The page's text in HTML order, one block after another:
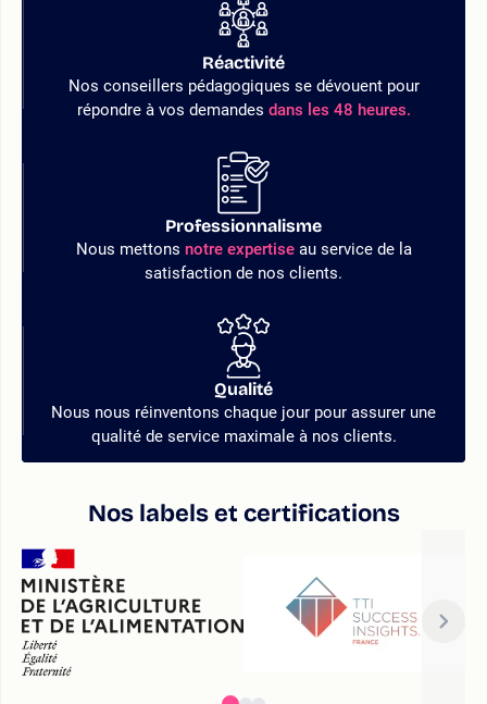
Réactivité
Nos conseillers pédagogiques se dévouent pour
répondre à vos demandes dans les 48 heures.
Professionnalisme
Nous mettons notre expertiseau service de la
satisfaction de nos clients.
Qualité
Nous nous réinventons chaque jour pour assurer une
qualité de service maximale à nos clients.
Nos labels et certifications